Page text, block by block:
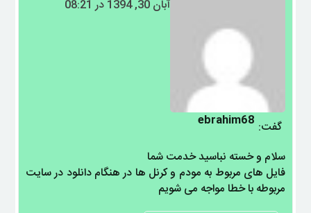
ebrahim68 گفت:
آبان 30, 1394 در 08:21
سلام و خسته نباسید خدمت شما
فایل های مربوط به مودم و کرنل ها در هنگام دانلود در سایت
مربوطه با خطا مواجه می شویم